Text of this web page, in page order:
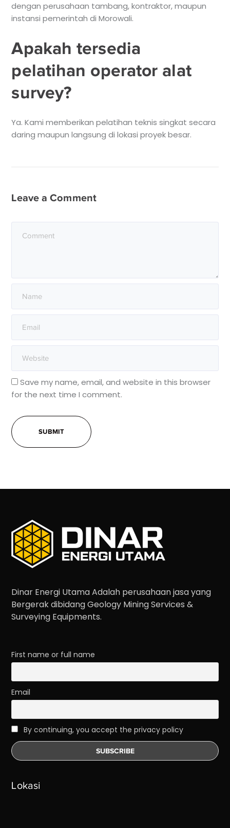
dengan perusahaan tambang, kontraktor, maupun
instansi pemerintah di Morowali.
Apakah tersedia
pelatihan operator alat
survey?
Ya. Kami memberikan pelatihan teknis singkat secara
daring maupun langsung di lokasi proyek besar.
Leave a Comment
Save my name, email, and website in this browser
for the next time I comment.
Dinar Energi Utama Adalah perusahaan jasa yang
Bergerak dibidang Geology Mining Services &
Surveying Equipments.
First name or full name
Email
By continuing, you accept the privacy policy
Lokasi